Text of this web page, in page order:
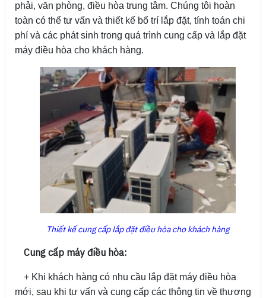
phải, văn phòng, điều hòa trung tâm. Chúng tôi hoàn
toàn có thể tư vấn và thiết kế bố trí lắp đặt, tính toán chi
phí và các phát sinh trong quá trình cung cấp và lắp đặt
máy điều hòa cho khách hàng.
Thiết kế cung cấp lắp đặt điều hòa cho khách hàng
Cung cấp máy điều hòa:
+ Khi khách hàng có nhu cầu lắp đặt máy điều hòa
mới, sau khi tư vấn và cung cấp các thông tin về thương